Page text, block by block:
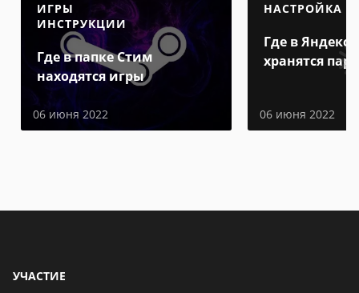
ИГРЫ
ИНСТРУКЦИИ
Где в папке Стим
находятся игры
06 июня 2022
НАСТРОЙКА
Где в Яндекс
хранятся
06 июня 2022
УЧАСТИЕ